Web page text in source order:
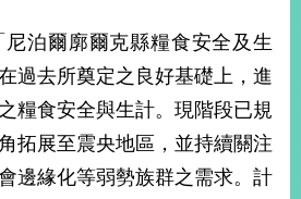
泊爾廓爾克縣糧食安全及生
過去所奠定之良好基礎上，進
糧食安全與生計。現階段已規
拓展至震央地區，並持續關注
邊緣化等弱勢族群之需求。計